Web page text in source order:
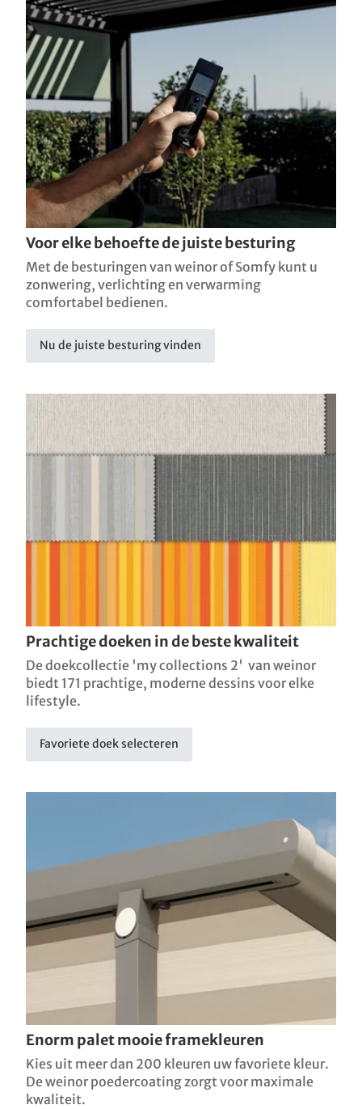
Voor elke behoefte de juiste besturing
Met de besturingen van weinor of Somfy kunt u
zonwering, verlichting en verwarming
comfortabel bedienen.
Nu de juiste besturing vinden
Prachtige doeken in de beste kwaliteit
De doekcollectie 'my collections 2' van weinor
biedt 171 prachtige, moderne dessins voor elke
lifestyle.
Favoriete doek selecteren
Enorm palet mooie framekleuren
Kies uit meer dan 200 kleuren uw favoriete kleur.
De weinor poedercoating zorgt voor maximale
kwaliteit.